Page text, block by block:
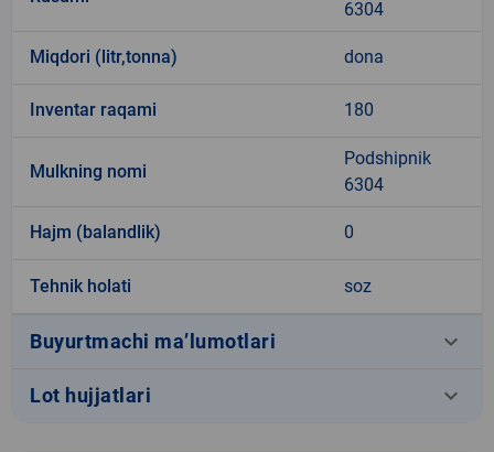
6304
Miqdori (litr,tonna) dona
Inventar raqami 180
Mulkning nomi
Podshipnik
6304
Hajm (balandlik) 0
Tehnik holati soz
Buyurtmachi ma’lumotlari keyboard_arrow_down
Lot hujjatlari keyboard_arrow_down